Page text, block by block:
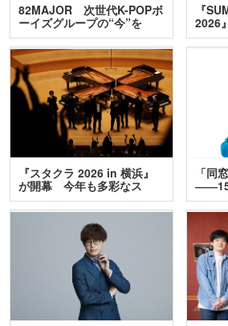
82MAJOR 次世代K-POPボ
ーイズグループの“今”を
訊…
『
2026
『スタクラ 2026 in 横浜』
が開幕 今年も多彩なス
テ…
「同
――15